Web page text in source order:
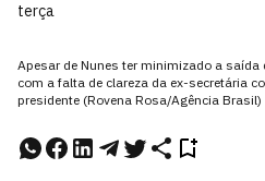
terça
Apesar de Nunes ter minimizado a
com a falta de clareza da ex-secretária
presidente (Rovena Rosa/Agência Brasil)